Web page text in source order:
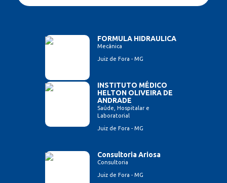
FORMULA HIDRAULICA
Mecânica
Juiz de Fora - MG
INSTITUTO MÉDICO
HELTON OLIVEIRA DE
ANDRADE
Saúde, Hospitalar e
Laboratorial
Juiz de Fora - MG
Consultoria Ariosa
Consultoria
Juiz de Fora - MG